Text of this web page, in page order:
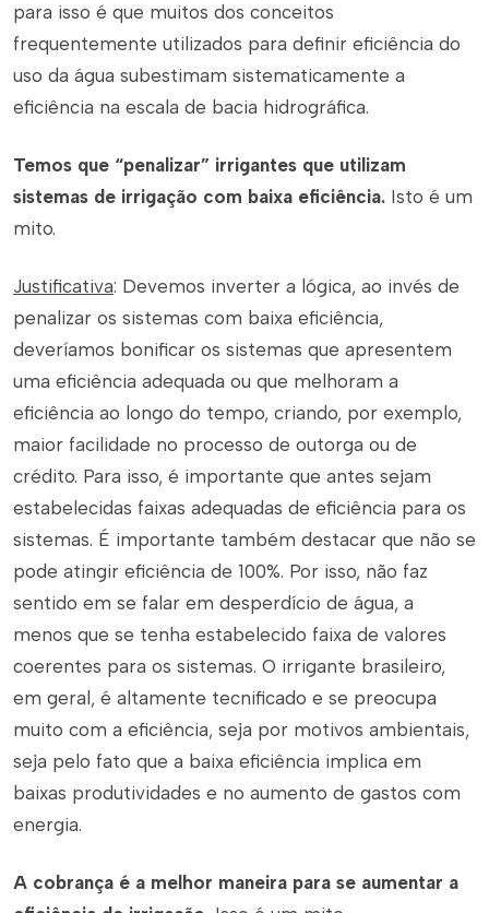
para isso é que muitos dos conceitos
frequentemente utilizados para definir eficiência do
uso da água subestimam sistematicamente a
eficiência na escala de bacia hidrográfica.
Temos que “penalizar” irrigantes que utilizam
sistemas de irrigação com baixa eficiência. Isto é um
mito.
Justificativa: Devemos inverter a lógica, ao invés de
penalizar os sistemas com baixa eficiência,
deveríamos bonificar os sistemas que apresentem
uma eficiência adequada ou que melhoram a
eficiência ao longo do tempo, criando, por exemplo,
maior facilidade no processo de outorga ou de
crédito. Para isso, é importante que antes sejam
estabelecidas faixas adequadas de eficiência para os
sistemas. É importante também destacar que não se
pode atingir eficiência de 100%. Por isso, não faz
sentido em se falar em desperdício de água, a
menos que se tenha estabelecido faixa de valores
coerentes para os sistemas. O irrigante brasileiro,
em geral, é altamente tecnificado e se preocupa
muito com a eficiência, seja por motivos ambientais,
seja pelo fato que a baixa eficiência implica em
baixas produtividades e no aumento de gastos com
energia.
A cobrança é a melhor maneira para se aumentar a